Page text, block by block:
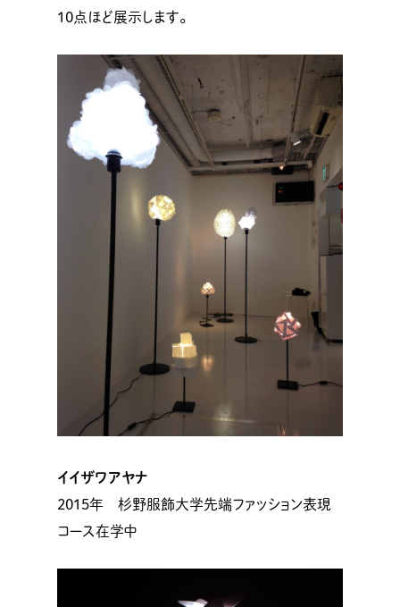
10点ほど展示します。
イイザワアヤナ
2015年 杉野服飾大学先端ファッション表現
コース在学中